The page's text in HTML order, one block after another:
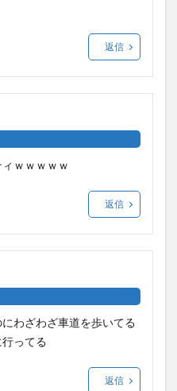
返信
ｗｗｗｗｗ
返信
わざわざ車道を歩いてる
ってる
返信